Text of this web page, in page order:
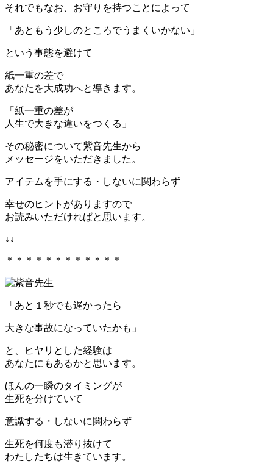
それでもなお、お守りを持つことによって
「あともう少しのところでうまくいかない」
という事態を避けて
紙一重の差で
あなたを大成功へと導きます。
「紙一重の差が
人生で大きな違いをつくる」
その秘密について紫音先生から
メッセージをいただきました。
アイテムを手にする・しないに関わらず
幸せのヒントがありますので
お読みいただければと思います。
↓↓
＊＊＊＊＊＊＊＊＊＊＊＊
「あと１秒でも遅かったら
大きな事故になっていたかも」
と、ヒヤリとした経験は
あなたにもあるかと思います。
ほんの一瞬のタイミングが
生死を分けていて
意識する・しないに関わらず
生死を何度も潜り抜けて
わたしたちは生きています。